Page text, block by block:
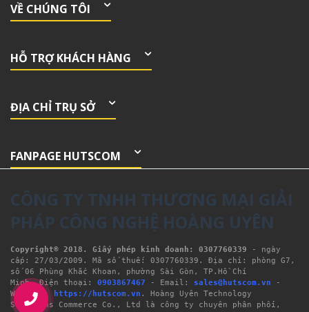
VỀ CHÚNG TÔI
HỖ TRỢ KHÁCH HÀNG
ĐỊA CHỈ TRỤ SỞ
FANPAGE HUTSCOM
CÔNG TY TNHH THƯƠNG MẠI GIẢI
PHÁP CÔNG NGHỆ HOÀNG UYÊN
Copyright® 2018. Giấy phép kinh doanh: 0307760339
- ngày
cấp: 27/03/2009. Mã số thuế: 0307760339. Địa chỉ: phòng G7,
số 06 Phùng Khắc Khoan, phường Sài Gòn, TP.Hồ Chí
Minh. Điện thoại: 0903867467 - Email: sales@hutscom.vn -
Website: https://hutscom.vn . Hoàng Uyên Technology
Solutions Commerce Co., Ltd là công ty chuyên phân phối,